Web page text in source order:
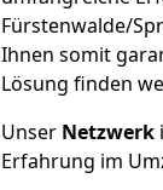
Fürstenwalde/
Ihnen somit
Lösung finden
Unser Netzwerk
Erfahrung im